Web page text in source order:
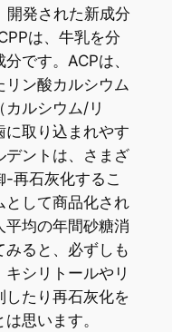
開発された新成分
は、牛乳を分
です。ACPは、
リン酸カルシウム
ルシウム/リ
に取り込まれやす
デントは、さまざ
-再石灰化するこ
として商品化され
平均の年間砂糖消
ると、必ずしも
シリトールやリ
したり再石灰化を
思います。